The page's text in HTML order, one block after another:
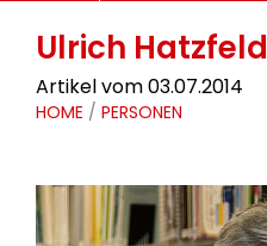
Ulrich Hatzfeld
Artikel vom 03.07.2014
HOME / PERSONEN